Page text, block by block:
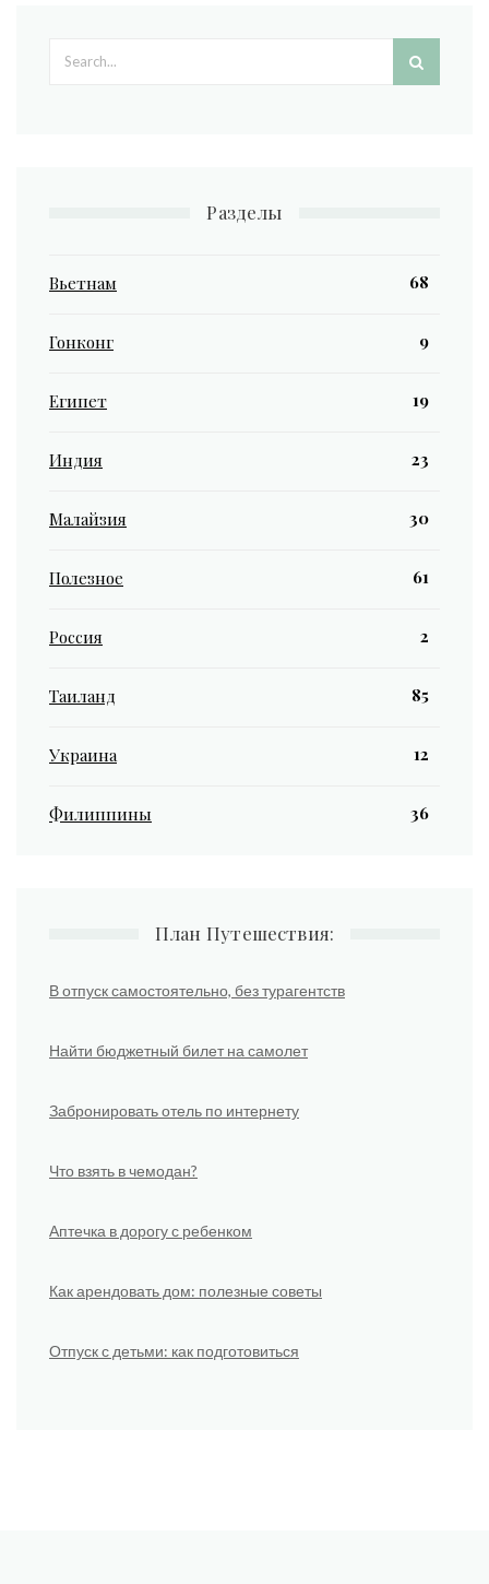
Разделы
Вьетнам 68
Гонконг 9
Египет 19
Индия 23
Малайзия 30
Полезное 61
Россия 2
Таиланд 85
Украина 12
Филиппины 36
План Путешествия:
В отпуск самостоятельно, без турагентств
Найти бюджетный билет на самолет
Забронировать отель по интернету
Что взять в чемодан?
Аптечка в дорогу с ребенком
Как арендовать дом: полезные советы
Отпуск с детьми: как подготовиться